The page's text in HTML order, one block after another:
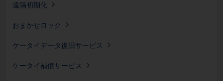
遠隔初期化
おまかせロック
ケータイデータ復旧サービス
ケータイ補償サービス